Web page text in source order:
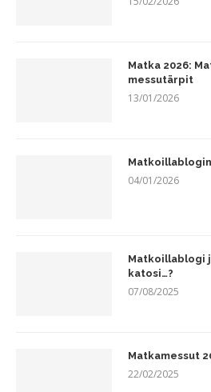
Matka 2026:
messutärpit
13/01/2026
04/01/2026
Matkoillablogi
katosi…?
07/08/2025
Matkamessut
22/02/2025